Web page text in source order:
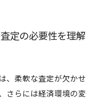
定の必要性を理解
、柔軟な査定が欠かせ
さらには経済環境の変